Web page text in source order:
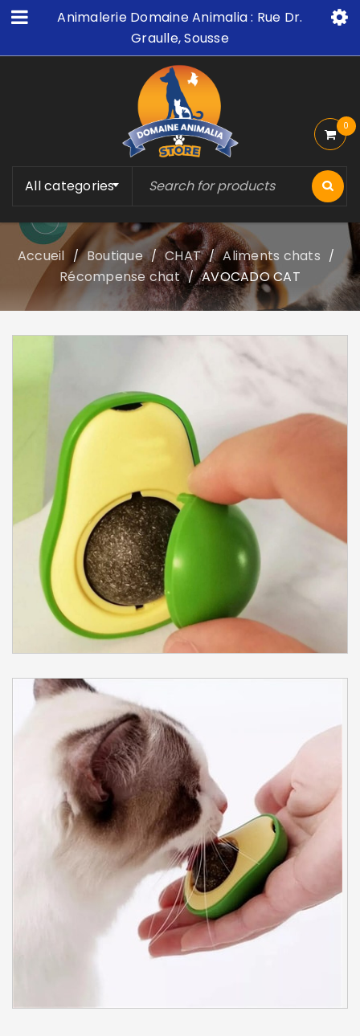
Animalerie Domaine Animalia : Rue Dr.
Graulle, Sousse
All categories
0
Accueil / Boutique / CHAT / Aliments chats /
Récompense chat / AVOCADO CAT